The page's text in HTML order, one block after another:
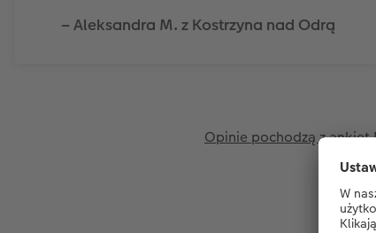
– Aleksandra M. z Kostrzyna nad Odrą
Opinie pochodzą z ankiet